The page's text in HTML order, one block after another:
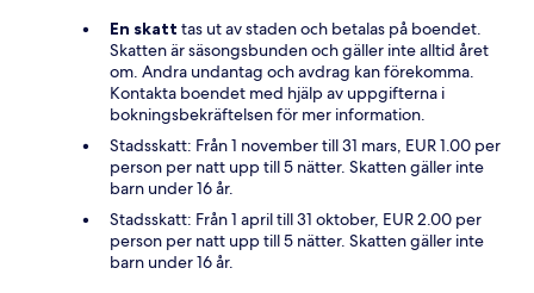
En skatt tas ut av staden och betalas på boendet.
Skatten är säsongsbunden och gäller inte alltid året
om. Andra undantag och avdrag kan förekomma.
Kontakta boendet med hjälp av uppgifterna i
bokningsbekräftelsen för mer information.
Stadsskatt: Från 1 november till 31 mars, EUR 1.00 per
person per natt upp till 5 nätter. Skatten gäller inte
barn under 16 år.
Stadsskatt: Från 1 april till 31 oktober, EUR 2.00 per
person per natt upp till 5 nätter. Skatten gäller inte
barn under 16 år.